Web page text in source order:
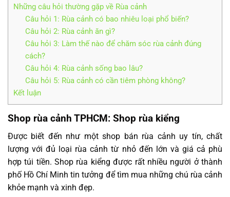
Những câu hỏi thường gặp về Rùa cảnh
Câu hỏi 1: Rùa cảnh có bao nhiêu loại phổ biến?
Câu hỏi 2: Rùa cảnh ăn gì?
Câu hỏi 3: Làm thế nào để chăm sóc rùa cảnh đúng
cách?
Câu hỏi 4: Rùa cảnh sống bao lâu?
Câu hỏi 5: Rùa cảnh có cần tiêm phòng không?
Kết luận
Shop rùa cảnh TPHCM: Shop rùa kiểng
Được biết đến như một shop bán rùa cảnh uy tín, chất
lượng với đủ loại rùa cảnh từ nhỏ đến lớn và giá cả phù
hợp túi tiền. Shop rùa kiểng được rất nhiều người ở thành
phố Hồ Chí Minh tin tưởng để tìm mua những chú rùa cảnh
khỏe mạnh và xinh đẹp.